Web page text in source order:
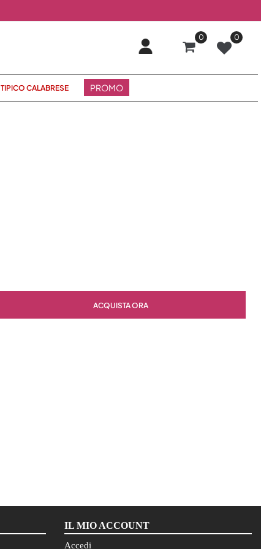
0 0
TIPICO CALABRESE PROMO
ACQUISTA ORA
IL MIO ACCOUNT
Accedi